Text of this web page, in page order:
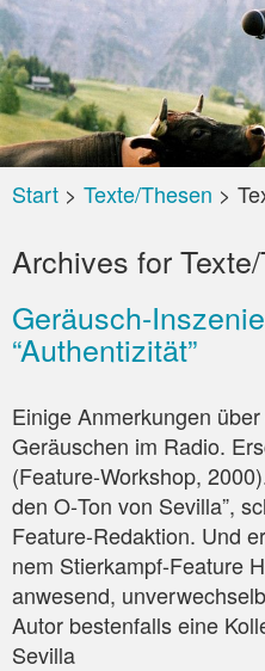
Start > Texte/Thesen >
Archives for
Geräusch-
“Authentizität”
Eini­ge Anmer­kun­gen
Geräu­schen im Radio.
(Fea­ture-Work­shop,
den O‑Ton von Sevil­la”,
Fea­ture-Redak­ti­on. Und
nem Stier­kampf-Fea­ture
anwe­send,
Autor bes­ten­falls eine
Sevil­la